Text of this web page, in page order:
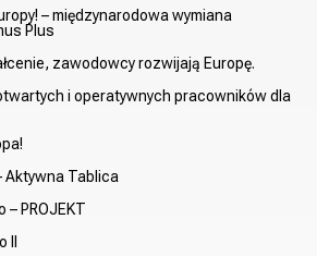
– międzynarodowa wymiana
Plus
zawodowcy rozwijają Europę.
i operatywnych pracowników dla
Aktywna Tablica
– PROJEKT